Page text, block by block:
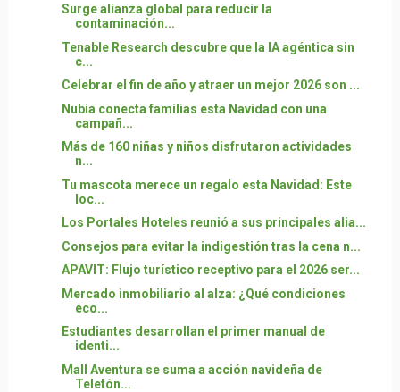
Surge alianza global para reducir la
contaminación...
Tenable Research descubre que la IA agéntica sin
c...
Celebrar el fin de año y atraer un mejor 2026 son ...
Nubia conecta familias esta Navidad con una
campañ...
Más de 160 niñas y niños disfrutaron actividades
n...
Tu mascota merece un regalo esta Navidad: Este
loc...
Los Portales Hoteles reunió a sus principales alia...
Consejos para evitar la indigestión tras la cena n...
APAVIT: Flujo turístico receptivo para el 2026 ser...
Mercado inmobiliario al alza: ¿Qué condiciones
eco...
Estudiantes desarrollan el primer manual de
identi...
Mall Aventura se suma a acción navideña de
Teletón...